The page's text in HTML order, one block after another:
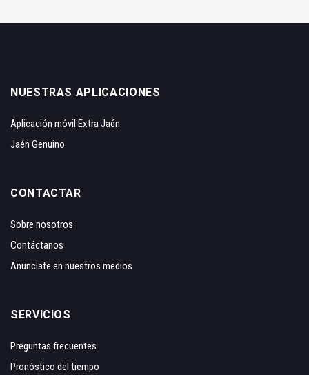
NUESTRAS APLICACIONES
Aplicación móvil Extra Jaén
Jaén Genuino
CONTACTAR
Sobre nosotros
Contáctanos
Anunciate en nuestros medios
SERVICIOS
Preguntas frecuentes
Pronóstico del tiempo